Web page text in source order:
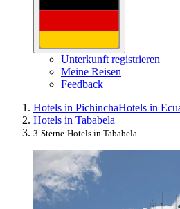
Unterkunft registrieren
Meine Reisen
Feedback
Hotels in PichinchaHotels in
Hotels in Tababela
3-Sterne-Hotels in Tababela